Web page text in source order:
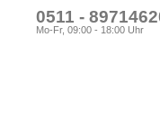
0511 -
Mo-Fr, 09:00 - 18:00 Uhr